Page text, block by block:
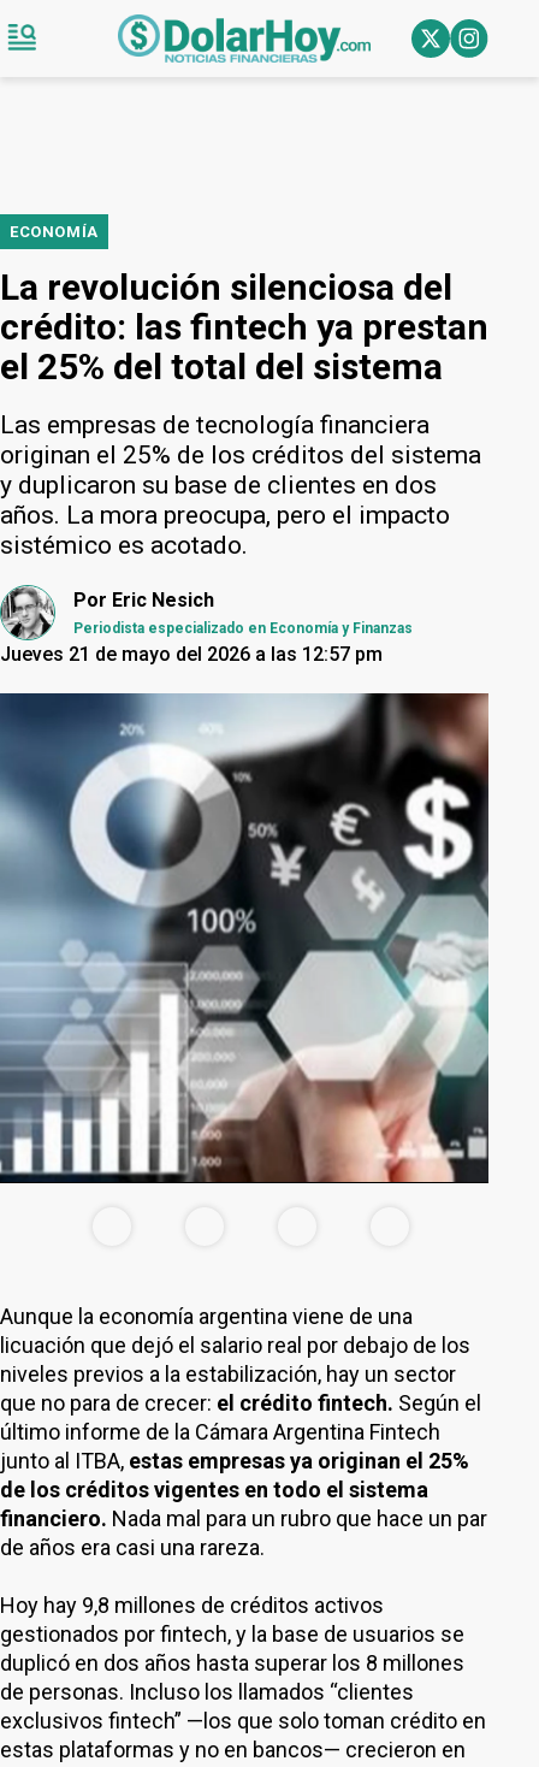
ECONOMÍA
La revolución silenciosa del
crédito: las fintech ya prestan
el 25% del total del sistema
Las empresas de tecnología financiera
originan el 25% de los créditos del sistema
y duplicaron su base de clientes en dos
años. La mora preocupa, pero el impacto
sistémico es acotado.
Por Eric Nesich
Periodista especializado en Economía y Finanzas
Jueves 21 de mayo del 2026 a las 12:57 pm
Aunque la economía argentina viene de una
licuación que dejó el salario real por debajo de los
niveles previos a la estabilización, hay un sector
que no para de crecer: el crédito fintech. Según el
último informe de la Cámara Argentina Fintech
junto al ITBA, estas empresas ya originan el 25%
de los créditos vigentes en todo el sistema
financiero. Nada mal para un rubro que hace un par
de años era casi una rareza.
Hoy hay 9,8 millones de créditos activos
gestionados por fintech, y la base de usuarios se
duplicó en dos años hasta superar los 8 millones
de personas. Incluso los llamados “clientes
exclusivos fintech” —los que solo toman crédito en
estas plataformas y no en bancos— crecieron en